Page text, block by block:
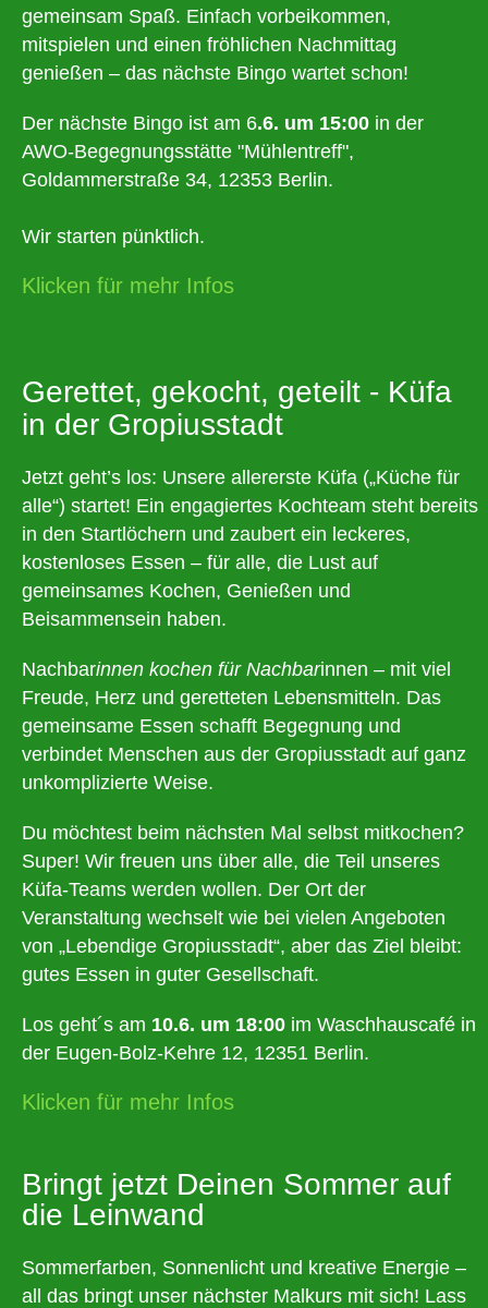
gemeinsam Spaß. Einfach vorbeikommen,
mitspielen und einen fröhlichen Nachmittag
genießen – das nächste Bingo wartet schon!
Der nächste Bingo ist am 6.6. um 15:00 in der
AWO-Begegnungsstätte "Mühlentreff",
Goldammerstraße 34, 12353 Berlin.
Wir starten pünktlich.
Klicken für mehr Infos
Gerettet, gekocht, geteilt - Küfa
in der Gropiusstadt
Jetzt geht’s los: Unsere allererste Küfa („Küche für
alle“) startet! Ein engagiertes Kochteam steht bereits
in den Startlöchern und zaubert ein leckeres,
kostenloses Essen – für alle, die Lust auf
gemeinsames Kochen, Genießen und
Beisammensein haben.
Nachbarinnen kochen für Nachbarinnen – mit viel
Freude, Herz und geretteten Lebensmitteln. Das
gemeinsame Essen schafft Begegnung und
verbindet Menschen aus der Gropiusstadt auf ganz
unkomplizierte Weise.
Du möchtest beim nächsten Mal selbst mitkochen?
Super! Wir freuen uns über alle, die Teil unseres
Küfa-Teams werden wollen. Der Ort der
Veranstaltung wechselt wie bei vielen Angeboten
von „Lebendige Gropiusstadt“, aber das Ziel bleibt:
gutes Essen in guter Gesellschaft.
Los geht´s am 10.6. um 18:00 im Waschhauscafé in
der Eugen-Bolz-Kehre 12, 12351 Berlin.
Klicken für mehr Infos
Bringt jetzt Deinen Sommer auf
die Leinwand
Sommerfarben, Sonnenlicht und kreative Energie –
all das bringt unser nächster Malkurs mit sich! Lass